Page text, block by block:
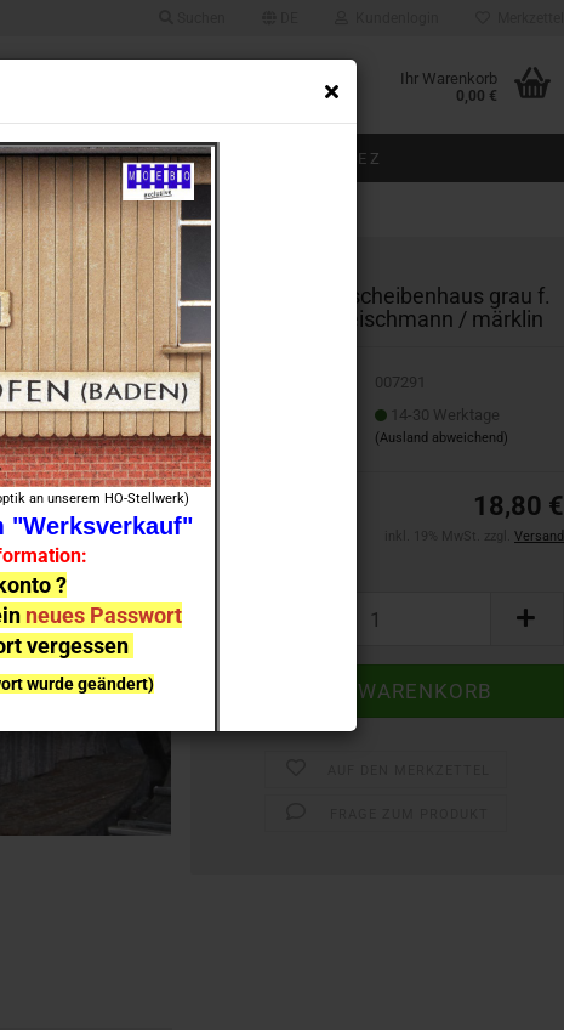
an unserem HO-Stellwerk)
"Werksverkauf"
?
neues Passwort
vergessen
wurde geändert)
mich bei Erscheinen
Ihr Warenkorb
0,00 €
TT BAUGRÖSSE N BAUGRÖSSE Z
/ märklin
HO- 7291 Dreh­schei­ben­haus grau f.
Dreh­schei­be fleisch­mann / märk­lin
007291
Lieferzeit:
14-30 Werktage
(Ausland abweichend)
18,80 €
Versand